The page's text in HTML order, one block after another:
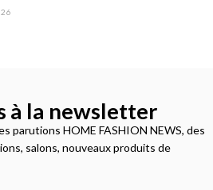
à la newsletter
parutions HOME FASHION NEWS, des
salons, nouveaux produits de